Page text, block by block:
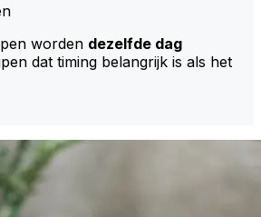
worden dezelfde dag
dat timing belangrijk is als het